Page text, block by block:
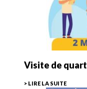
Visite de
> LIRE LA SUITE